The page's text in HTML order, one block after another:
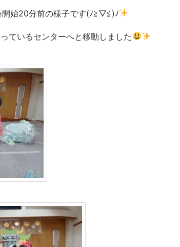
始20分前の様子です(ﾉ≧▽≦)ﾉ
ているセンターへと移動しました